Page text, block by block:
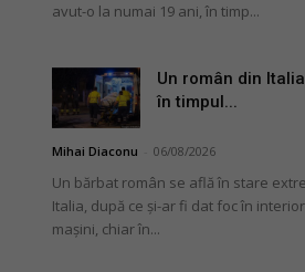
avut-o la numai 19 ani, în timp...
Un român din
în timpul...
Mihai Diaconu 06/08/2026
Un bărbat român se află în stare
Italia, după ce și-ar fi dat foc în
mașini, chiar în...